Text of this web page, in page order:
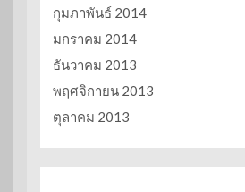
กุมภาพันธ์ 2014
มกราคม 2014
ธันวาคม 2013
พฤศจิกายน 2013
ตุลาคม 2013